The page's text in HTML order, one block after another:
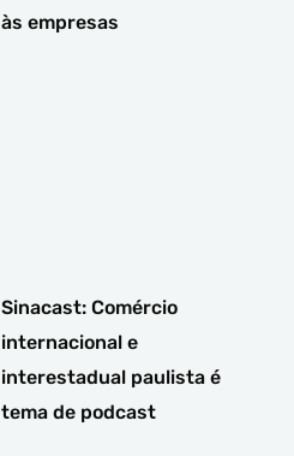
às empresas
Sinacast: Comércio
internacional e
interestadual paulista é
tema de podcast